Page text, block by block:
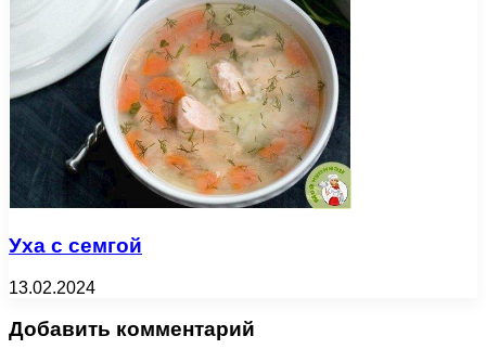
Уха с семгой
13.02.2024
Добавить комментарий